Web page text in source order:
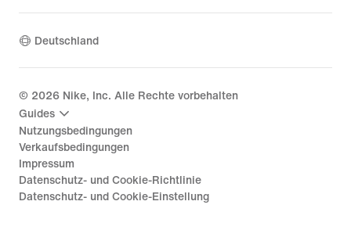
Deutschland
© 2026 Nike, Inc. Alle Rechte vorbehalten
Guides
Nutzungsbedingungen
Verkaufsbedingungen
Impressum
Datenschutz- und Cookie-Richtlinie
Datenschutz- und Cookie-Einstellung